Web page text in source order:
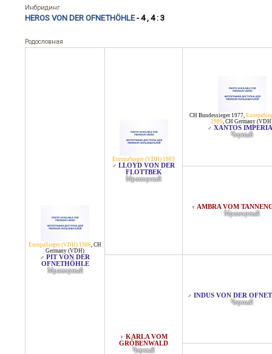
Инбридинг
HEROS VON DER OFNETHÖHLE- 4 , 4 : 3
Родословная
EuropaSieger (VDH) 1986, CH
Germany (VDH)
♂ PIT VON DER
OFNETHÖHLE
Мраморный
EuropaSieger (VDH) 1983
♂ LLOYD VON DER
FLOTTBEK
Мраморный
CH Bundessieger 1977,
1980, CH Germany
♂ XANTOS
Черный
♀ AMBRA VOM
Мраморный
♀ KARLA VOM
GRÖBENWALD
Черный
♂ INDUS VON DER
Черный